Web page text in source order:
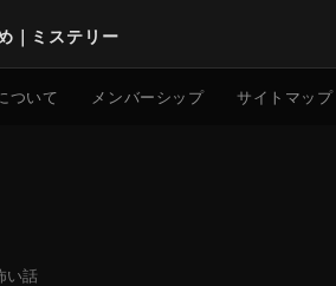
｜ミステリー
ついて メンバーシップ サイトマップ
い話